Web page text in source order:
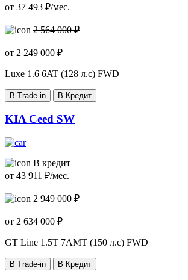
от 37 493 ₽/мес.
2 564 000 ₽
от 2 249 000 ₽
Luxe 1.6 6AT (128 л.с) FWD
В Trade-in В Кредит
KIA Ceed SW
В кредит
от 43 911 ₽/мес.
2 949 000 ₽
от 2 634 000 ₽
GT Line 1.5T 7AMT (150 л.с) FWD
В Trade-in В Кредит